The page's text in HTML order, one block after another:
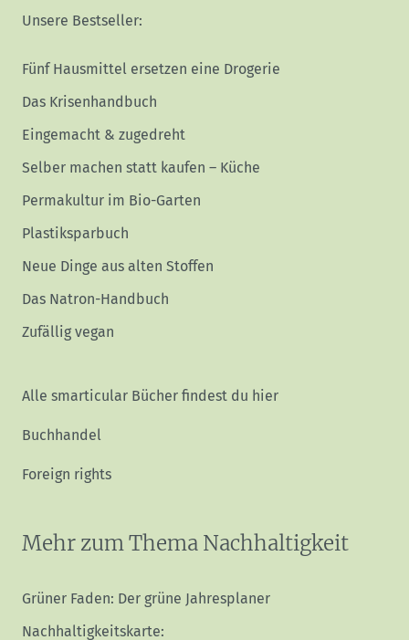
Unsere Bestseller:
Fünf Hausmittel ersetzen eine Drogerie
Das Krisenhandbuch
Eingemacht & zugedreht
Selber machen statt kaufen – Küche
Permakultur im Bio-Garten
Plastiksparbuch
Neue Dinge aus alten Stoffen
Das Natron-Handbuch
Zufällig vegan
Alle smarticular Bücher findest du hier
Buchhandel
Foreign rights
Mehr zum Thema Nachhaltigkeit
Grüner Faden: Der grüne Jahresplaner
Nachhaltigkeitskarte: